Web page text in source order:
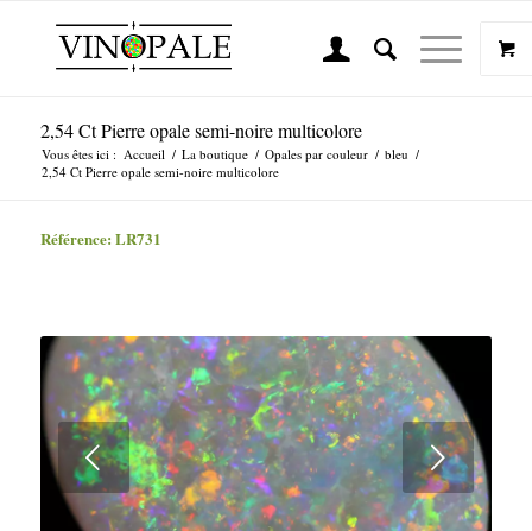
2,54 Ct Pierre opale semi-noire multicolore
Vous êtes ici : Accueil / La boutique / Opales par couleur / bleu /
2,54 Ct Pierre opale semi-noire multicolore
Référence: LR731
Suivant